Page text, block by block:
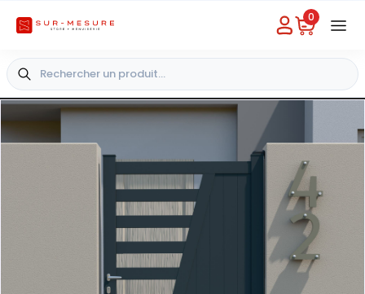
Besoin d'aide
0